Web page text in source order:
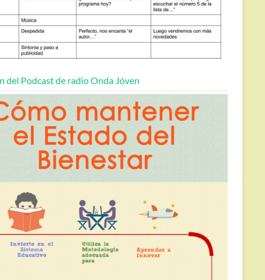
del Podcast de radio Onda Jóven